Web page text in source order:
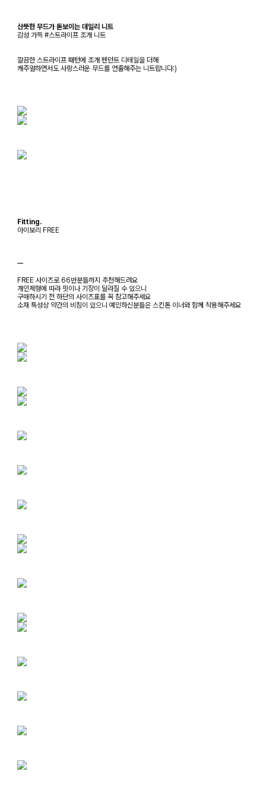
산뜻한 무드가 돋보이는 데일리 니트
감성 가득 #스트라이프 조개 니트
깔끔한 스트라이프 패턴에 조개 펜던트 디테일을 더해
캐주얼하면서도 사랑스러운 무드를 연출해주는 니트랍니다:)
Fitting.
아이보리 FREE
ㅡ
FREE 사이즈로 66반분들까지 추천해드려요
개인체형에 따라 핏이나 기장이 달라질 수 있으니
구매하시기 전 하단의 사이즈표를 꼭 참고해주세요
소재 특성상 약간의 비침이 있으니 예민하신분들은 스킨톤 이너와 함께 착용해주세요